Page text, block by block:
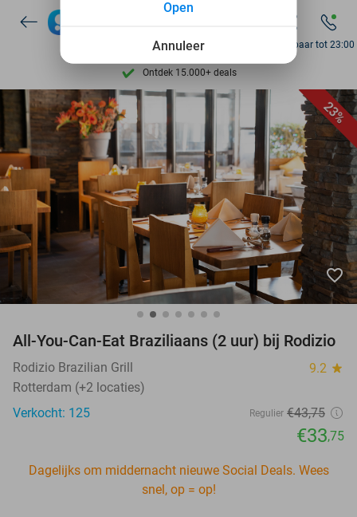
Ontdek 15.000+ deals
7 dagen per week beschikbaar
10+ miljoen leden
9,4 op basis van 205.983 reviews
Ontdek 15.000+ deals
7 dagen per week beschikbaar
10+ miljoen leden
Bereikbaar tot 23:00
23%
favorite_border
All-You-Can-Eat Braziliaans (2 uur) bij Rodizio
Rodizio Brazilian Grill 9.2 star
Rotterdam (+2 locaties)
Verkocht: 125
Regulier €43,75
€33,75
Dagelijks om middernacht nieuwe Social Deals. Wees
snel, op = op!
Annuleer
Open